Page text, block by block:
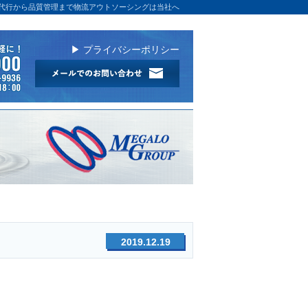
行から品質管理まで物流アウトソーシングは当社へ
▶ プライバシーポリシー
2019.12.19